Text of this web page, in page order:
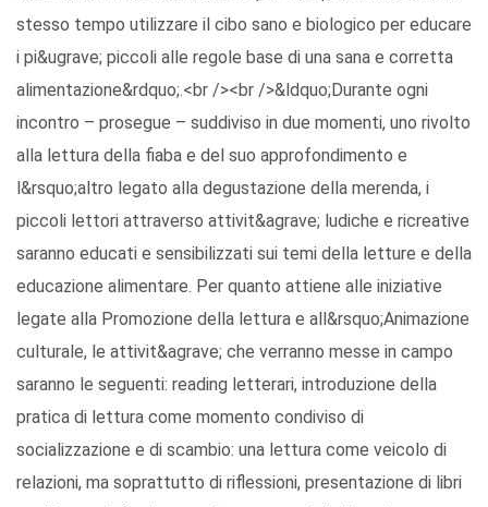
stesso tempo utilizzare il cibo sano e biologico per educare
i pi&ugrave; piccoli alle regole base di una sana e corretta
alimentazione&rdquo;.<br /><br />&ldquo;Durante ogni
incontro – prosegue – suddiviso in due momenti, uno rivolto
alla lettura della fiaba e del suo approfondimento e
l&rsquo;altro legato alla degustazione della merenda, i
piccoli lettori attraverso attivit&agrave; ludiche e ricreative
saranno educati e sensibilizzati sui temi della letture e della
educazione alimentare. Per quanto attiene alle iniziative
legate alla Promozione della lettura e all&rsquo;Animazione
culturale, le attivit&agrave; che verranno messe in campo
saranno le seguenti: reading letterari, introduzione della
pratica di lettura come momento condiviso di
socializzazione e di scambio: una lettura come veicolo di
relazioni, ma soprattutto di riflessioni, presentazione di libri